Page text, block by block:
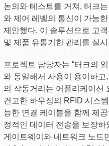
논의와 테스트를 거쳐, 터크
와 제어 레벨의 통신이 가능
제안했다. 이 솔루션으로 고
및 제품 유통기한 관리를 실
프로젝트 담당자는 “터크의
와 동일해서 사용이 용이하
의 작동거리는 어플리케이션
견고한 하우징의 RFID 시스
능한 연결 케이블을 함께 제
정적인 데이터 전송을 보장
게이트웨이와 네트워크 노드